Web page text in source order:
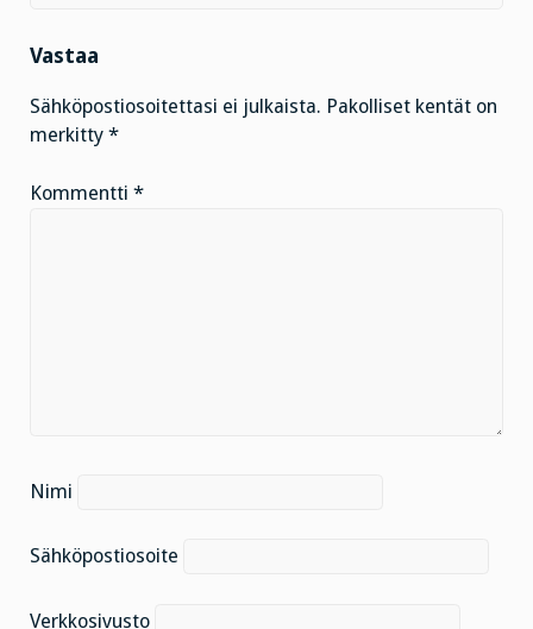
Vastaa
Sähköpostiosoitettasi ei julkaista. Pakolliset kentät on
merkitty *
Kommentti *
Nimi
Sähköpostiosoite
Verkkosivusto